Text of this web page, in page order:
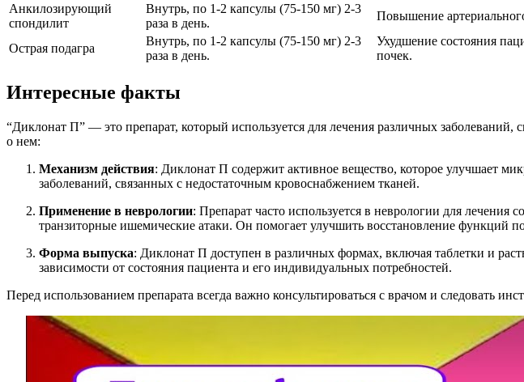
Анкилозирующий
спондилит
Внутрь, по 1-2 капсулы (75-150 мг) 2-3
раза в день.
Повышение
Острая подагра
Внутрь, по 1-2 капсулы (75-150 мг) 2-3
раза в день.
Ухудшение состояния
почек.
Интересные факты
“Диклонат П” — это препарат, который используется для лечения различных
о нем:
Механизм действия: Диклонат П содержит активное вещество, которое улучшает
заболеваний, связанных с недостаточным кровоснабжением тканей.
Применение в неврологии: Препарат часто используется в неврологии для
транзиторные ишемические атаки. Он помогает улучшить восстановление функций
Форма выпуска: Диклонат П доступен в различных формах, включая таблетки и
зависимости от состояния пациента и его индивидуальных потребностей.
Перед использованием препарата всегда важно консультироваться с врачом и следовать